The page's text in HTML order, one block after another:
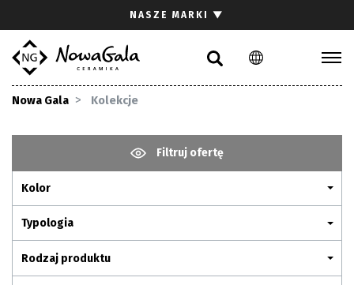
PL EN
NASZE MARKI ▼
Nowa Gala Kolekcje
Filtruj ofertę
Kolor
Typologia
Rodzaj produktu
Gdzie kupić
Pliki do pobrania
Pytania i odpowiedzi
Kariera
Kontakt